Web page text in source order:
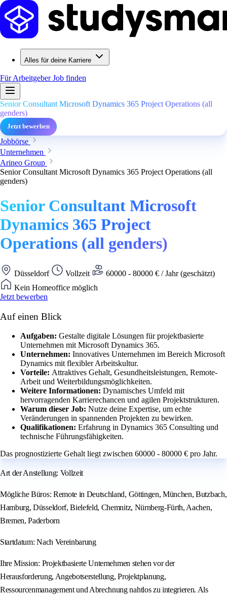
Alles für deine Karriere
Für ArbeitgeberJob finden
Senior Consultant Microsoft Dynamics 365 Project Operations (all
genders)
Jetzt bewerben
Jobbörse
Unternehmen
Arineo Group
Senior Consultant Microsoft Dynamics 365 Project Operations (all
genders)
Senior Consultant Microsoft
Dynamics 365 Project
Operations (all genders)
Düsseldorf Vollzeit
60000 - 80000 € / Jahr (geschätzt)
Kein Homeoffice möglich
Jetzt bewerben
Auf einen Blick
Aufgaben: Gestalte digitale Lösungen für projektbasierte
Unternehmen mit Microsoft Dynamics 365.
Unternehmen: Innovatives Unternehmen im Bereich Microsoft
Dynamics mit flexibler Arbeitskultur.
Vorteile: Attraktives Gehalt, Gesundheitsleistungen, Remote-
Arbeit und Weiterbildungsmöglichkeiten.
Weitere Informationen: Dynamisches Umfeld mit
hervorragenden Karrierechancen und agilen Projektstrukturen.
Warum dieser Job: Nutze deine Expertise, um echte
Veränderungen in spannenden Projekten zu bewirken.
Qualifikationen: Erfahrung in Dynamics 365 Consulting und
technische Führungsfähigkeiten.
Das prognostizierte Gehalt liegt zwischen 60000 - 80000 € pro Jahr.
Art der Anstellung: Vollzeit
Mögliche Büros: Remote in Deutschland, Göttingen, München, Butzbach,
Hamburg, Düsseldorf, Bielefeld, Chemnitz, Nürnberg-Fürth, Aachen,
Bremen, Paderborn
Startdatum: Nach Vereinbarung
Ihre Mission: Projektbasierte Unternehmen stehen vor der
Herausforderung, Angebotserstellung, Projektplanung,
Ressourcenmanagement und Abrechnung nahtlos zu integrieren. Als